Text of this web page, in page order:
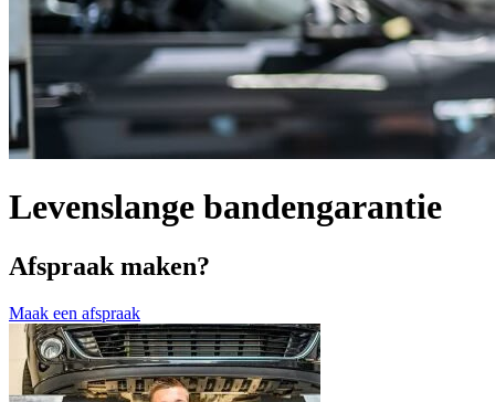
Levenslange bandengarantie
Afspraak maken?
Maak een afspraak